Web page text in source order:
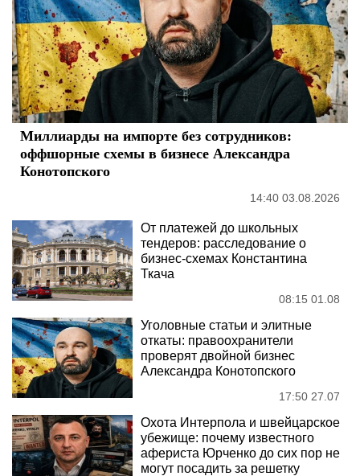
Миллиарды на импорте без сотрудников:
оффшорные схемы в бизнесе Александра
Конотопского
14:40 03.08.2026
От платежей до школьных
тендеров: расследование о
бизнес-схемах Константина
Ткача
08:15 01.08
Уголовные статьи и элитные
откаты: правоохранители
проверят двойной бизнес
Александра Конотопского
17:50 27.07
Охота Интерпола и швейцарское
убежище: почему известного
афериста Юрченко до сих пор не
могут посадить за решетку